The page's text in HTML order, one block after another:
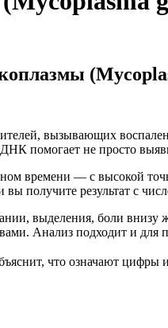
вызывающих
помогает не просто
времени — с высокой
вы получите результат
выделения, боли
Анализ подходит и
что означают